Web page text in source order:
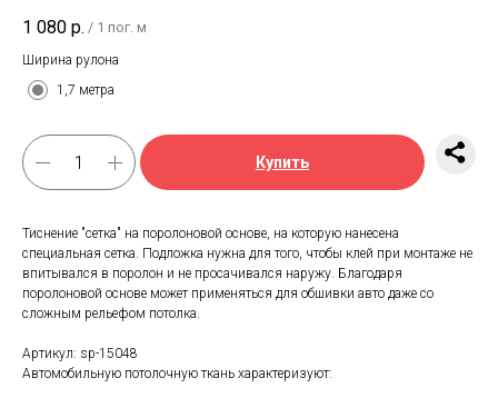
1 080 р. / 1 пог. м
Ширина рулона
1,7 метра
Купить
Тиснение "сетка" на поролоновой основе, на которую нанесена
специальная сетка. Подложка нужна для того, чтобы клей при монтаже не
впитывался в поролон и не просачивался наружу. Благодаря
поролоновой основе может применяться для обшивки авто даже со
сложным рельефом потолка.
Артикул: sp-15048
Автомобильную потолочную ткань характеризуют: